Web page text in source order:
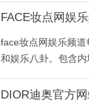
FACE妆点网娱
face妆点网娱乐频
和娱乐八卦。包含
手掌握，关注明星装
DIOR迪奥官方